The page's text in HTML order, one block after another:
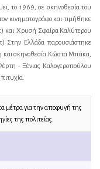
το 1969, σε σκηνοθεσία του
κινηματογράφο και τιμήθηκε
και Χρυσή Σφαίρα Καλύτερου
Στην Ελλάδα παρουσιάστηκε
και σκηνοθεσία Κώστα Μπάκα,
- Ξένιας Καλογεροπούλου
μέτρα για την αποφυγή της
της πολιτείας.